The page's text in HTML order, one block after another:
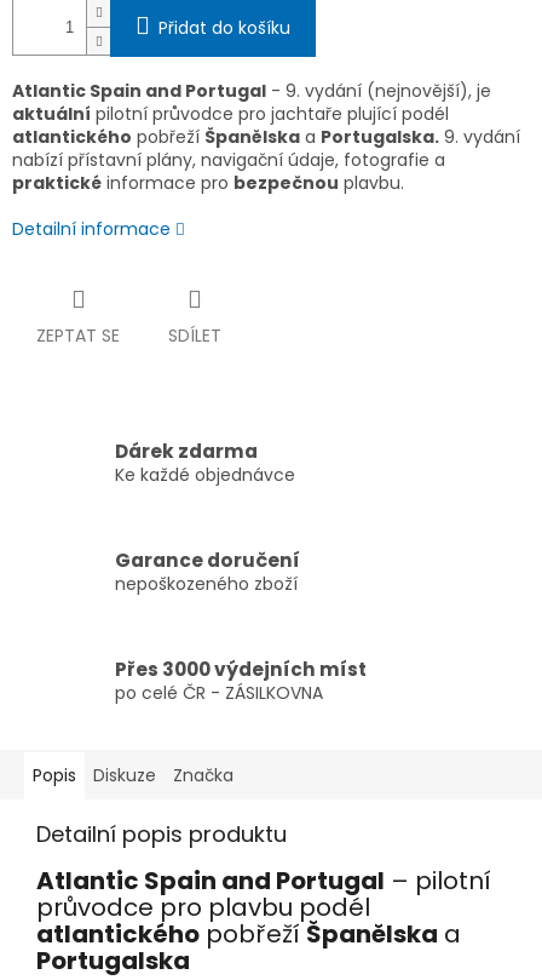
Přidat do košíku
Atlantic Spain and Portugal - 9. vydání (nejnovější), je
aktuální pilotní průvodce pro jachtaře plující podél
atlantického pobřeží Španělska a Portugalska. 9. vydání
nabízí přístavní plány, navigační údaje, fotografie a
praktické informace pro bezpečnou plavbu.
Detailní informace
ZEPTAT SE SDÍLET
Dárek zdarma
Ke každé objednávce
Garance doručení
nepoškozeného zboží
Přes 3000 výdejních míst
po celé ČR - ZÁSILKOVNA
Popis Diskuze Značka
Detailní popis produktu
Atlantic Spain and Portugal – pilotní
průvodce pro plavbu podél
atlantického pobřeží Španělska a
Portugalska